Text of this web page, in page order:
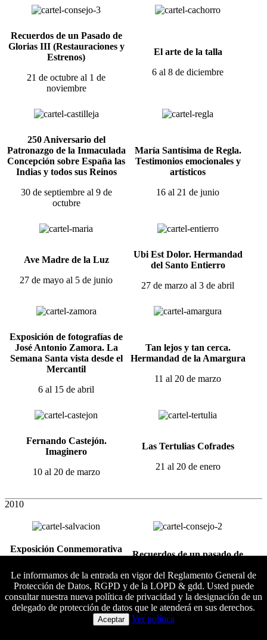
Recuerdos de un Pasado de
Glorias III (Restauraciones y
Estrenos)
21 de octubre al 1 de
noviembre
El arte de la talla
6 al 8 de diciembre
250 Aniversario del
Patronazgo de la Inmaculada
Concepción sobre España las
Indias y todos sus Reinos
30 de septiembre al 9 de
octubre
María Santísima de Regla.
Testimonios emocionales y
artísticos
16 al 21 de junio
Ave Madre de la Luz
27 de mayo al 5 de junio
Ubi Est Dolor. Hermandad
del Santo Entierro
27 de marzo al 3 de abril
Exposición de fotografías de
José Antonio Zamora. La
Semana Santa vista desde el
Mercantil
6 al 15 de abril
Tan lejos y tan cerca.
Hermandad de la Amargura
11 al 20 de marzo
Fernando Castejón.
Imaginero
10 al 20 de marzo
Las Tertulias Cofrades
21 al 20 de enero
2010
Exposición Conmemorativa
Cristo de la Salvación
4 al 12 de diciembre
Recuerdos de un pasado de
15 al 24 de octubre
Restauración del Manto
La Asunción de Cantillana.
Colaboradores principales
Le informamos de la entrada en vigor del Reglamento General de
Protección de Datos, RGPD y de la LOPD & gdd. Usted puede
consultar nuestra nueva política de privacidad y la designación de un
delegado de protección de datos que le atenderá en sus derechos.
Aceptar Ver política